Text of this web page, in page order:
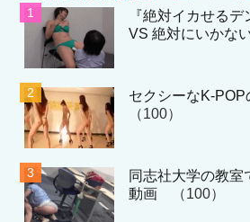
『絶対イカせる
VS 絶対にいかな
セクシーなK-POP
（100）
同志社大学の教室
動画 （100）